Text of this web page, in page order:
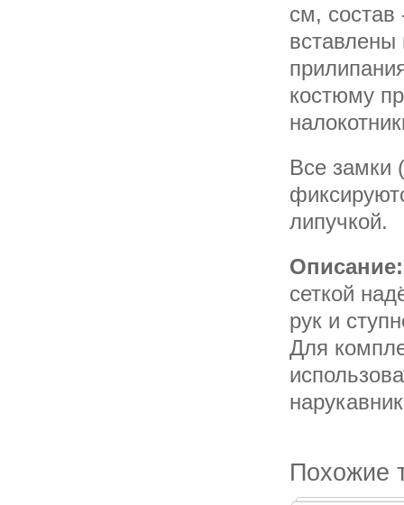
см,
вставлены
костюму
Все замки
липучкой.
Описание:
сеткой
рук и
Для
Похожие